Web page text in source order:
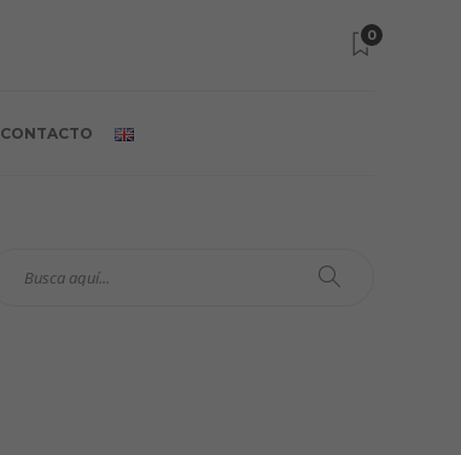
0
CONTACTO